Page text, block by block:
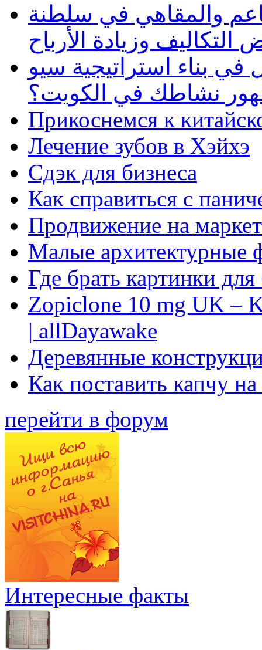
والمقاهي في سلطنة
وزيادة الأرباح
بناء استراتيجية سيو
نشاطك في الكويت؟
Прикоснемся к
Лечение зубов в Хэйхэ
Сдэк для бизнеса
Как справиться с
Продвижение на
Малые архитектурные
Где брать картинки
Zopiclone 10 mg UK –
| allDayawake
Деревянные
Как поставить капчу
перейти в форум
Интересные факты